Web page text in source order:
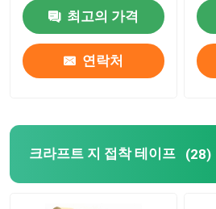
공장 여행
연락주세요
최고의 가격
연락처
크라프트 지 접착 테이프 (28)